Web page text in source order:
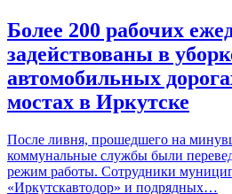
Более 200 рабочих
задействованы в
автомобильных
мостах в Иркутске
После ливня, прошедшего на
коммунальные службы были
режим работы. Сотрудники
«Иркутскавтодор» и подрядных…